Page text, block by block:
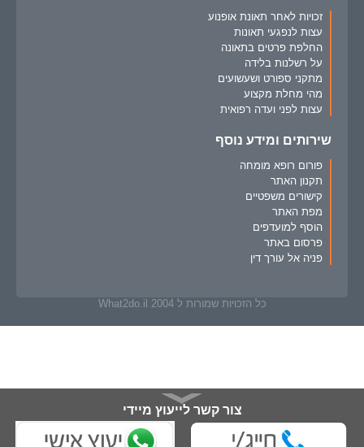
זכויות לאחר תאונת אופנוע
עצות לנפגעי תאונות
החלפת פרטים בתאונה
על רשלנות בלידה
מתקני ספורט ושעשועים
מהי מחלת מקצוע
עצות לפני ועדה רפואית
שירותים ומידע נוסף
פורום רופא מומחה
תקנון האתר
קישורים משפטיים
מפת האתר
הוסף למועדפים
פרסום באתר
פניה אל עורך דין
כל הזכויות שמורות ל What2do.il 2004
צור קשר לייעוץ מיידי